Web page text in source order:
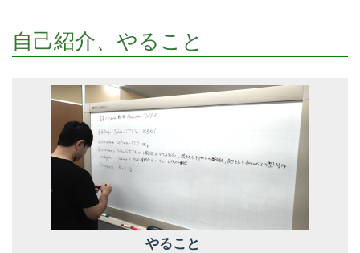
自己紹介、やること
やること